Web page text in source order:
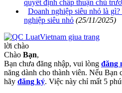
quyết định chấp thuận chủ
Doanh nghiệp siêu nhỏ là
nghiệp siêu nhỏ (25/11/2025)
lời chào
Chào Bạn,
Bạn chưa đăng nhập, vui lòng đăng
năng dành cho thành viên. Nếu Bạn
hãy đăng ký. Việc này chỉ mất 5